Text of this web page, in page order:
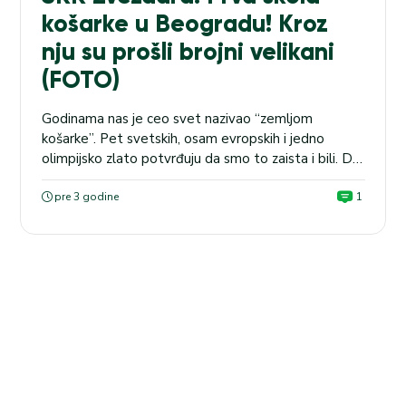
košarke u Beogradu! Kroz
nju su prošli brojni velikani
(FOTO)
Godinama nas je ceo svet nazivao “zemljom
košarke”. Pet svetskih, osam evropskih i jedno
olimpijsko zlato potvrđuju da smo to zaista i bili. Da
li smo i dalje? MVP priznanje NBA lige našem
čoveku kaže da jesmo. Da li ćemo to da budemo i
kaže da hoćemo. MaxBet Sport u serijalu...
pre 3 godine 1